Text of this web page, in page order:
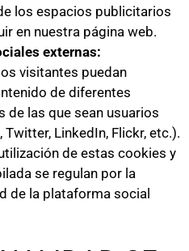
los espacios publicitarios
en nuestra página web.
externas:
visitantes puedan
de diferentes
de las que sean usuarios
Twitter, LinkedIn, Flickr, etc.).
de estas cookies y
se regulan por la
de la plataforma social